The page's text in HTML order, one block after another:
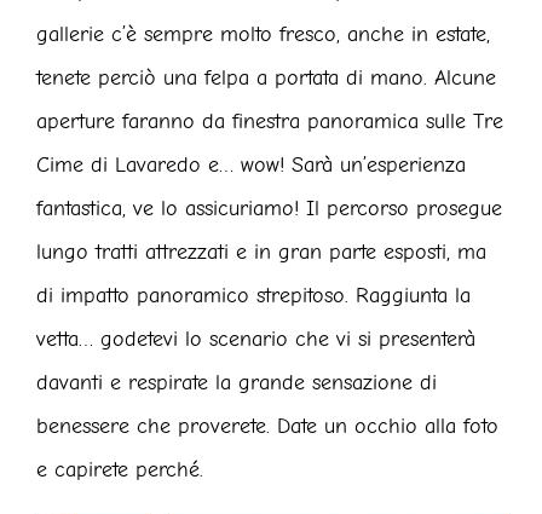
gallerie c’è sempre molto fresco, anche in estate,
tenete perciò una felpa a portata di mano. Alcune
aperture faranno da finestra panoramica sulle Tre
Cime di Lavaredo e… wow! Sarà un’esperienza
fantastica, ve lo assicuriamo! Il percorso prosegue
lungo tratti attrezzati e in gran parte esposti, ma
di impatto panoramico strepitoso. Raggiunta la
vetta… godetevi lo scenario che vi si presenterà
davanti e respirate la grande sensazione di
benessere che proverete. Date un occhio alla foto
e capirete perché.